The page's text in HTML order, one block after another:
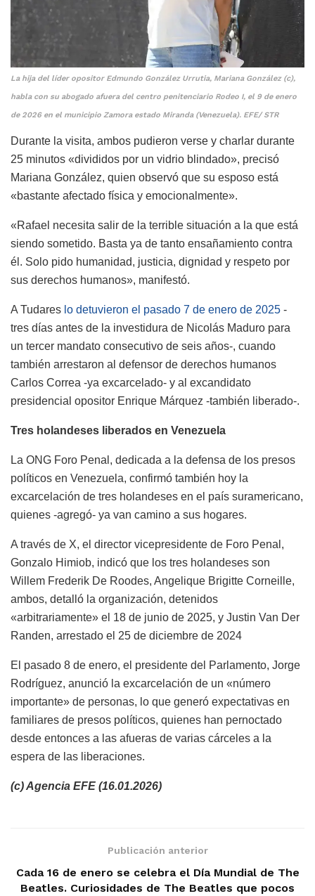
La hija del líder opositor Edmundo González Urrutia, Mariana González (c),
habla con su abogado afuera del centro penitenciario Rodeo I, el 9 de enero
de 2026 en el municipio Zamora estado Miranda (Venezuela). EFE/ STR
Durante la visita, ambos pudieron verse y charlar durante
25 minutos «divididos por un vidrio blindado», precisó
Mariana González, quien observó que su esposo está
«bastante afectado física y emocionalmente».
«Rafael necesita salir de la terrible situación a la que está
siendo sometido. Basta ya de tanto ensañamiento contra
él. Solo pido humanidad, justicia, dignidad y respeto por
sus derechos humanos», manifestó.
A Tudares lo detuvieron el pasado 7 de enero de 2025 -
tres días antes de la investidura de Nicolás Maduro para
un tercer mandato consecutivo de seis años-, cuando
también arrestaron al defensor de derechos humanos
Carlos Correa -ya excarcelado- y al excandidato
presidencial opositor Enrique Márquez -también liberado-.
Tres holandeses liberados en Venezuela
La ONG Foro Penal, dedicada a la defensa de los presos
políticos en Venezuela, confirmó también hoy la
excarcelación de tres holandeses en el país suramericano,
quienes -agregó- ya van camino a sus hogares.
A través de X, el director vicepresidente de Foro Penal,
Gonzalo Himiob, indicó que los tres holandeses son
Willem Frederik De Roodes, Angelique Brigitte Corneille,
ambos, detalló la organización, detenidos
«arbitrariamente» el 18 de junio de 2025, y Justin Van Der
Randen, arrestado el 25 de diciembre de 2024
El pasado 8 de enero, el presidente del Parlamento, Jorge
Rodríguez, anunció la excarcelación de un «número
importante» de personas, lo que generó expectativas en
familiares de presos políticos, quienes han pernoctado
desde entonces a las afueras de varias cárceles a la
espera de las liberaciones.
(c) Agencia EFE (16.01.2026)
Publicación anterior
Cada 16 de enero se celebra el Día Mundial de The
Beatles. Curiosidades de The Beatles que pocos